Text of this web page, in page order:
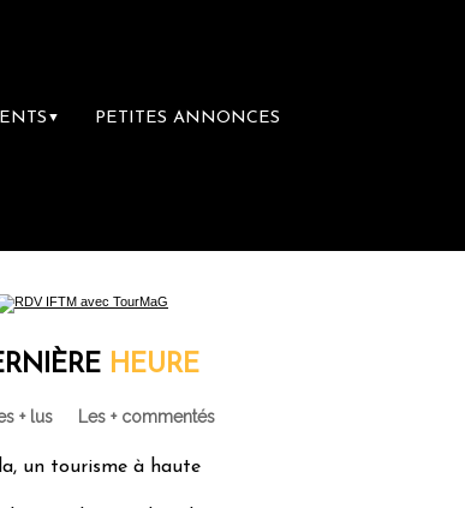
▼ PETITES ANNONCES
du voyage
HEURE
+ lus Les + commentés
un tourisme à haute